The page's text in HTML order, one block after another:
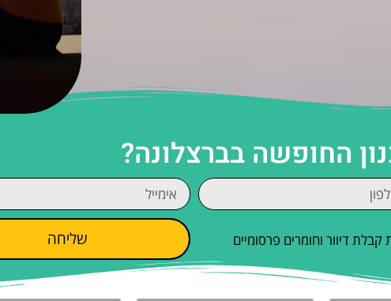
החופשה בברצלונה?
דיוור וחומרים פרסומיים שליחה